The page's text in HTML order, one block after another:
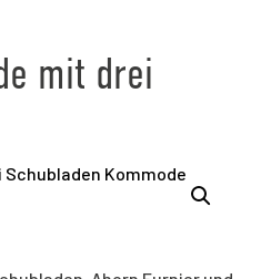
mit drei